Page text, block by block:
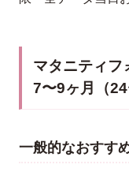
マタニティフ
7〜9ヶ月（24
一般的なおすす